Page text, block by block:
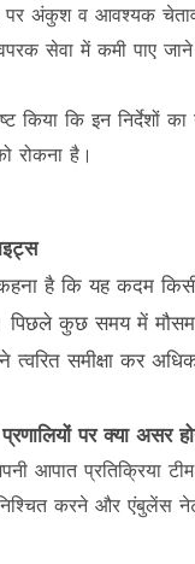
अंकुश व आवश्यक
सेवा में कमी पाए
किया कि इन निर्देशों
रोकना है।
है कि यह कदम
पिछले कुछ समय में
त्वरित समीक्षा कर
पर क्या असर
आपात
करने और एंबुलेंस